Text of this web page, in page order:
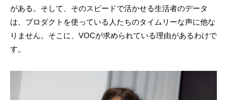
がある。そして、そのスピードで活かせる生活者のデータ
は、プロダクトを使っている人たちのタイムリーな声に他な
りません。そこに、VOCが求められている理由があるわけで
す。